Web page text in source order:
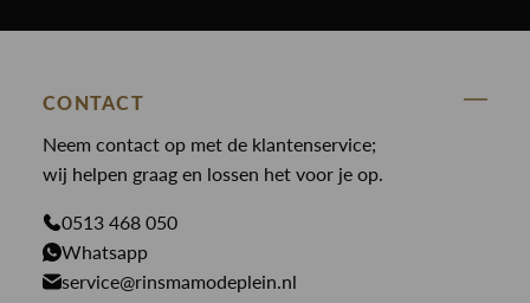
Paul en Shark
Genti
PME Legend
Butcher of Blue
Blouses
Broeken
Gilets
Jassen
Jeans
Jumpsuits
Broeken
Colberts
Giftcards
Jassen
Overhemden
CONTACT
Neem contact op met de klantenservice;
wij helpen graag en lossen het voor je op.
0513 468 050
Whatsapp
service@rinsmamodeplein.nl